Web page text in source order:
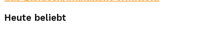
Heute beliebt